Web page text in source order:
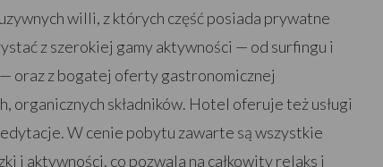
willi, z których część posiada prywatne
z szerokiej gamy aktywności — od surfingu i
oraz z bogatej oferty gastronomicznej
organicznych składników. Hotel oferuje też usługi
W cenie pobytu zawarte są wszystkie
i aktywności, co pozwala na całkowity relaks i